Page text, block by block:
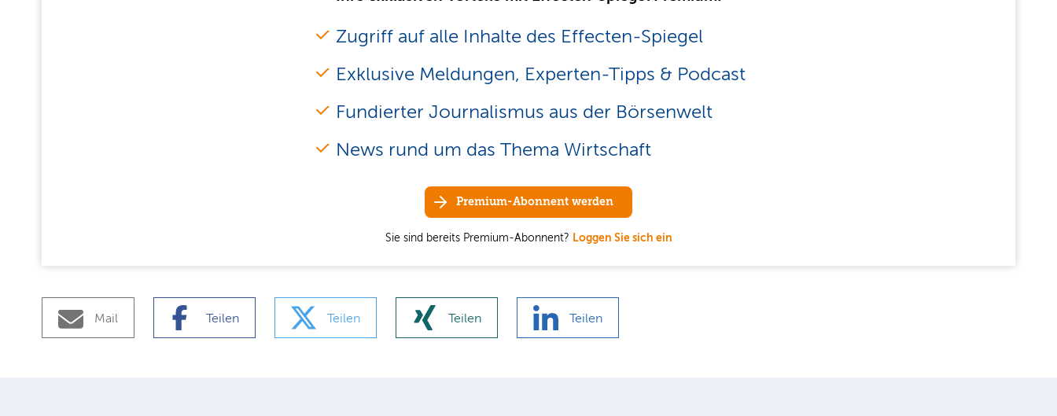
Zugriff auf alle Inhalte des Effecten-Spiegel
Exklusive Meldungen, Experten-Tipps & Podcast
Fundierter Journalismus aus der Börsenwelt
News rund um das Thema Wirtschaft
Premium-Abonnent werden
Sie sind bereits Premium-Abonnent? Loggen Sie sich ein
Mail Teilen Teilen Teilen Teilen